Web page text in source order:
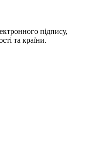
підпису,
та країни.